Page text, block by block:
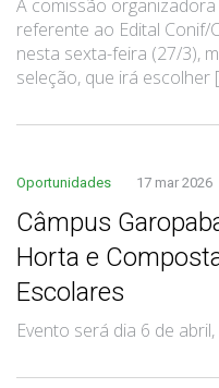
A comissão
referente ao Edital Conif/
nesta sexta-feira (27/3),
seleção, que irá escolher
Oportunidades 17 mar 2026
Câmpus
Horta e
Escolares
Evento será dia 6 de